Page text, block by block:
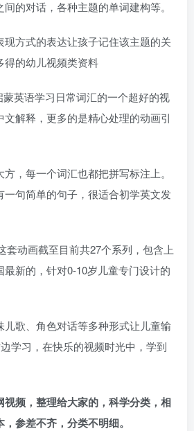
的对话，各种主题的单词建构等。
方式的表达让孩子记住该主题的关
得的幼儿视频类资料
蒙英语学习日常词汇的一个超好的视
解释，更多的是精心处理的动画引
，每一个词汇也都把拼写标注上。
一句简单的句子，很适合初学英文发
套动画截至目前共27个系列，包含上
新的，针对0-10岁儿童专门设计的
歌、角色对话等多种形式让儿童输
学习，在快乐的视频时光中，学到
频，整理给大家的，科学分类，相
参差不齐，分类不明细。